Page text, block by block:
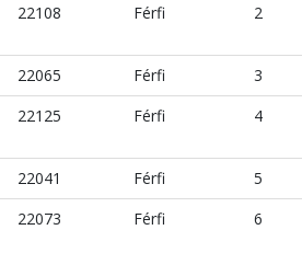
22108 Férfi 2
22065 Férfi
3
22125 Férfi 4
22041 Férfi
5
22073 Férfi 6